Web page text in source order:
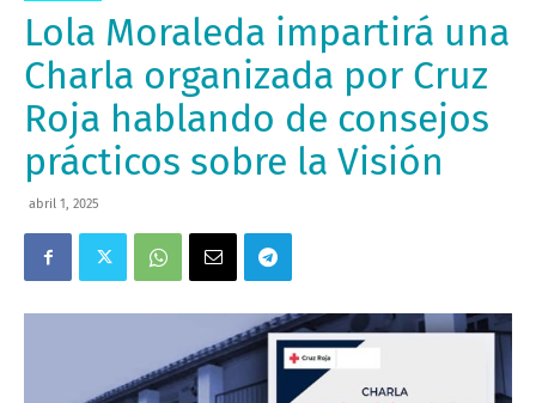
Lola Moraleda impartirá una
Charla organizada por Cruz
Roja hablando de consejos
prácticos sobre la Visión
abril 1, 2025